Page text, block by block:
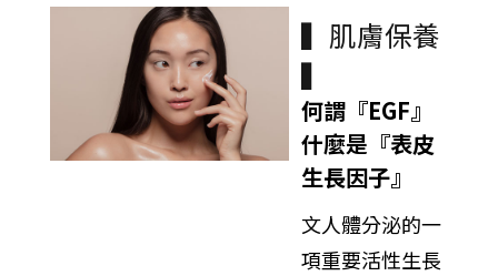
▍肌膚保養
▍
何謂『EGF』
什麼是『表皮
生長因子』
文人體分泌的一
項重要活性生長